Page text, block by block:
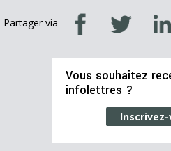
Partager via
Vous souhaitez
infolettres ?
Inscrivez-